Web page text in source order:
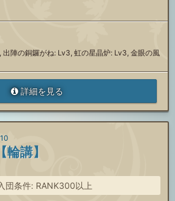
陣の銅鑼がね: Lv3, 虹の星晶炉: Lv3, 金眼の風
詳細を見る
講】
団条件: RANK300以上